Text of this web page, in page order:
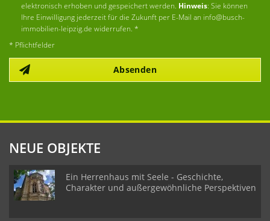
elektronisch erhoben und gespeichert werden. Hinweis: Sie können
Ihre Einwilligung jederzeit für die Zukunft per E-Mail an info@busch-
immobilien-leipzig.de widerrufen. *
* Pflichtfelder
Absenden
NEUE OBJEKTE
Ein Herrenhaus mit Seele - Geschichte,
Charakter und außergewöhnliche Perspektiven